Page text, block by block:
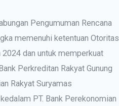
Pengumuman Rencana
memenuhi ketentuan Otoritas
dan untuk memperkuat
Perkreditan Rakyat Gunung
Rakyat Suryamas
PT. Bank Perekonomian